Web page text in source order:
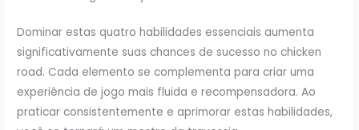
Dominar estas quatro habilidades essenciais aumenta
significativamente suas chances de sucesso no chicken
road. Cada elemento se complementa para criar uma
experiência de jogo mais fluida e recompensadora. Ao
praticar consistentemente e aprimorar estas habilidades,